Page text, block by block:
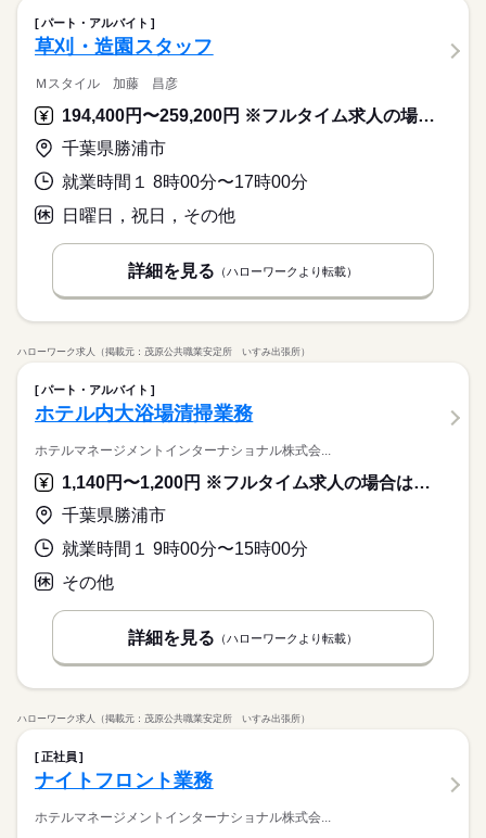
パート・アルバイト
草刈・造園スタッフ
Ｍスタイル 加藤 昌彦
194,400円〜259,200円 ※フルタイム求人の場合は月額（換算額）、パート求人の場合は時間額を表示しています。
千葉県勝浦市
就業時間１ 8時00分〜17時00分
日曜日，祝日，その他
詳細を見る （ハローワークより転載）
ハローワーク求人（掲載元：茂原公共職業安定所 いすみ出張所）
パート・アルバイト
ホテル内大浴場清掃業務
ホテルマネージメントインターナショナル株式会...
1,140円〜1,200円 ※フルタイム求人の場合は月額（換算額）、パート求人の場合は時間額を表示しています。
千葉県勝浦市
就業時間１ 9時00分〜15時00分
その他
詳細を見る （ハローワークより転載）
ハローワーク求人（掲載元：茂原公共職業安定所 いすみ出張所）
正社員
ナイトフロント業務
ホテルマネージメントインターナショナル株式会...